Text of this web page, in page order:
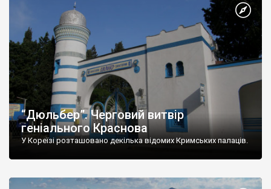
“Дюльбер”. Черговий витвір
геніального Краснова
У Кореїзі розташовано декілька відомих Кримських палаців.